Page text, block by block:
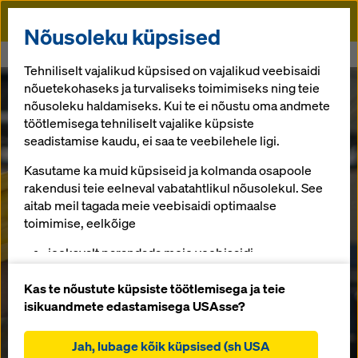
Doka
Product Carbon Footprint
Nõusoleku küpsised
Tehniliselt vajalikud küpsised on vajalikud veebisaidi
nõuetekohaseks ja turvaliseks toimimiseks ning teie
nõusoleku haldamiseks. Kui te ei nõustu oma andmete
töötlemisega tehniliselt vajalike küpsiste
seadistamise kaudu, ei saa te veebilehele ligi.
Kasutame ka muid küpsiseid ja kolmanda osapoole
rakendusi teie eelneval vabatahtlikul nõusolekul. See
aitab meil tagada meie veebisaidi optimaalse
toimimise, eelkõige
jooksvalt parandada meie veebisaidi
küpsised),
hõlbustada sujuvat ostuprotsessi Doka veebipoe
küpsised),
Kas te nõustute küpsiste töötlemisega ja teie
isikuandmete edastamisega USAsse?
Jah, lubage kõik küpsised (sh USA